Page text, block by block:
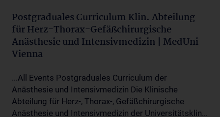
Postgraduales Curriculum Klin. Abteilung
für Herz-Thorax-Gefäßchirurgische
Anästhesie und Intensivmedizin | MedUni
Vienna
...All Events Postgraduales Curriculum der
Anästhesie und Intensivmedizin Die Klinische
Abteilung für Herz-, Thorax-, Gefäßchirurgische
Anästhesie und Intensivmedizin der Universitätsklin...